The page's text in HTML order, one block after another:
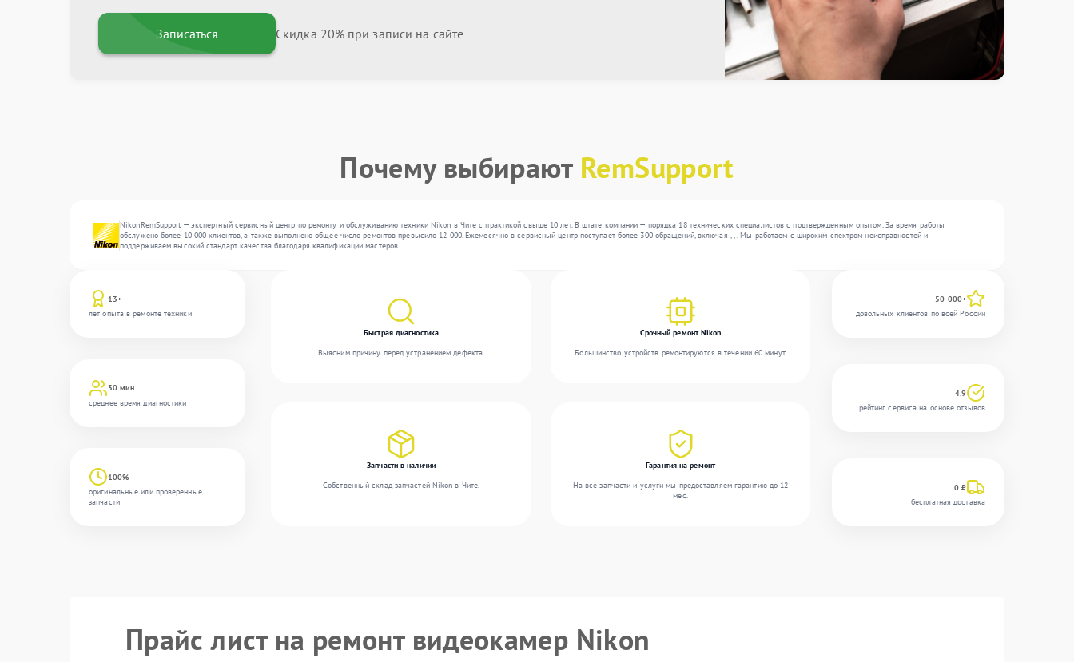
Записаться Скидка 20% при записи на сайте
Почему выбирают RemSupport
NikonRemSupport — экспертный сервисный центр по ремонту и обслуживанию техники Nikon в Чите с практикой свыше 10 лет. В штате компании — порядка 18 технических специалистов с подтвержденным опытом. За время работы
обслужено более 10 000 клиентов, а также выполнено общее число ремонтов превысило 12 000. Ежемесячно в сервисный центр поступает более 300 обращений, включая , , . Мы работаем с широким спектром неисправностей и
поддерживаем высокий стандарт качества благодаря квалификации мастеров.
13+
лет опыта в ремонте техники
30 мин
среднее время диагностики
100%
оригинальные или проверенные
запчасти
Быстрая диагностика
Выясним причину перед устранением дефекта.
Срочный ремонт Nikon
Большинство устройств ремонтируются в течении 60 минут.
Запчасти в наличии
Собственный склад запчастей Nikon в Чите.
Гарантия на ремонт
На все запчасти и услуги мы предоставляем гарантию до 12
мес.
50 000+
довольных клиентов по всей России
4.9
рейтинг сервиса на основе отзывов
0 ₽
бесплатная доставка
Прайс лист на ремонт видеокамер Nikon